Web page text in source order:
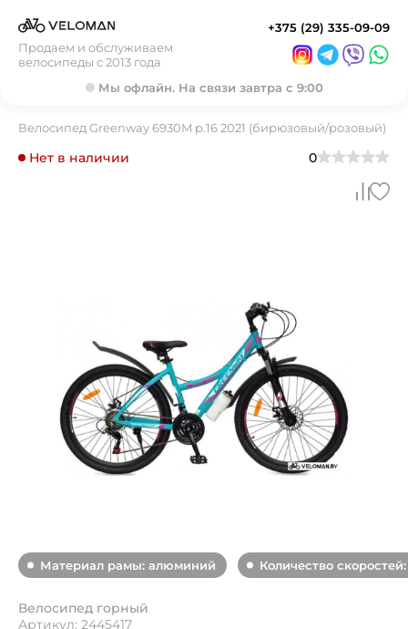
Продаем и обслуживаем
велосипеды с 2013 года
+375 (29) 335-09-09
Мы офлайн. На связи завтра с 9:00
Велосипед Greenway 6930M р.16 2021 (бирюзовый/розовый)
Нет в наличии 0
Материал рамы: алюминий Количество скоростей:
Велосипед горный
Артикул: 2445417